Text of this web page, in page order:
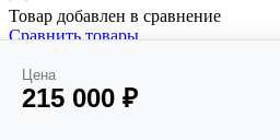
Цена
215 000 ₽
Товар добавлен в сравнение
Сравнить товары
В сравнении не может быть больше
Запрос счёта или коммерческого